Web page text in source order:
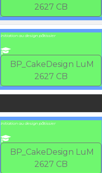
2627 CB
Initiation au design pâtissier
BP_CakeDesign LuM
2627 CB
Initiation au design pâtissier
BP_CakeDesign LuM
2627 CB